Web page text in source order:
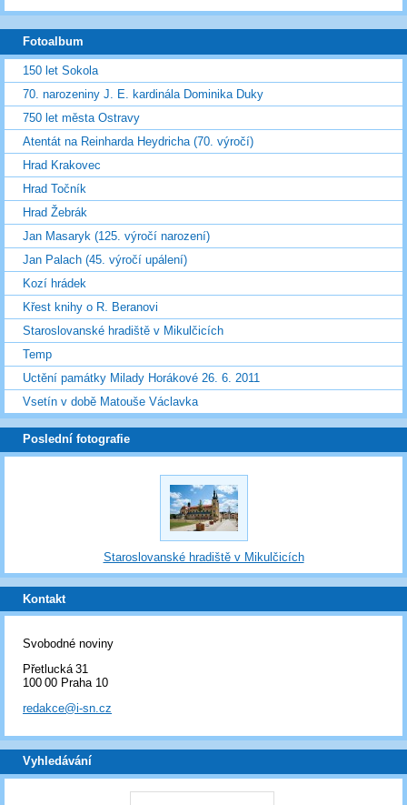
Fotoalbum
150 let Sokola
70. narozeniny J. E. kardinála Dominika Duky
750 let města Ostravy
Atentát na Reinharda Heydricha (70. výročí)
Hrad Krakovec
Hrad Točník
Hrad Žebrák
Jan Masaryk (125. výročí narození)
Jan Palach (45. výročí upálení)
Kozí hrádek
Křest knihy o R. Beranovi
Staroslovanské hradiště v Mikulčicích
Temp
Uctění památky Milady Horákové 26. 6. 2011
Vsetín v době Matouše Václavka
Poslední fotografie
Staroslovanské hradiště v Mikulčicích
Kontakt
Svobodné noviny
Přetlucká 31
100 00 Praha 10
redakce@i-sn.cz
Vyhledávání